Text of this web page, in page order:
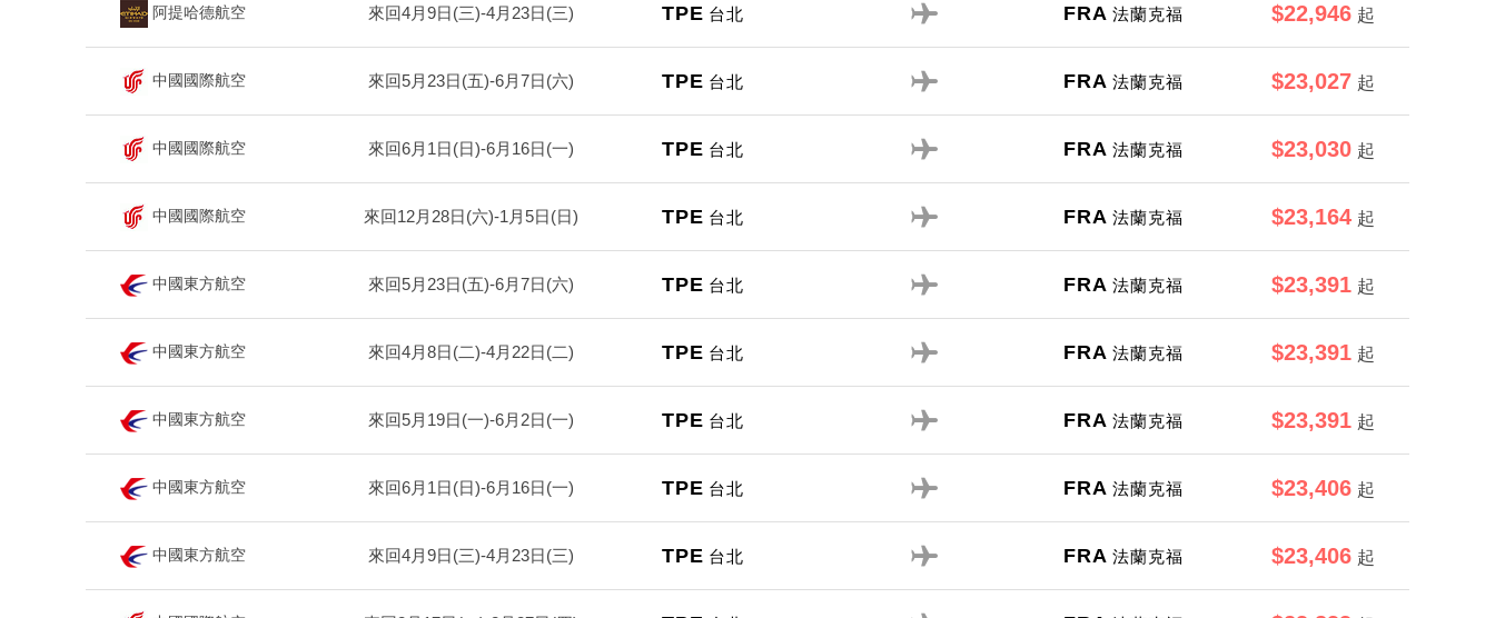
阿提哈德航空 TPE 台北 FRA 法蘭克福
來回4月9日(三)-4月23日(三) $22,946 起
中國國際航空 TPE 台北 FRA 法蘭克福
來回5月23日(五)-6月7日(六) $23,027 起
中國國際航空 TPE 台北 FRA 法蘭克福
來回6月1日(日)-6月16日(一) $23,030 起
中國國際航空 TPE 台北 FRA 法蘭克福
來回12月28日(六)-1月5日(日) $23,164 起
中國東方航空 TPE 台北 FRA 法蘭克福
來回5月23日(五)-6月7日(六) $23,391 起
中國東方航空 TPE 台北 FRA 法蘭克福
來回4月8日(二)-4月22日(二) $23,391 起
中國東方航空 TPE 台北 FRA 法蘭克福
來回5月19日(一)-6月2日(一) $23,391 起
中國東方航空 TPE 台北 FRA 法蘭克福
來回6月1日(日)-6月16日(一) $23,406 起
中國東方航空 TPE 台北 FRA 法蘭克福
來回4月9日(三)-4月23日(三) $23,406 起